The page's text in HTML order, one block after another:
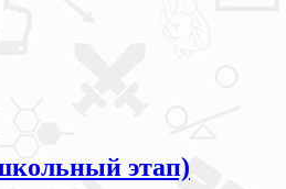
этап)